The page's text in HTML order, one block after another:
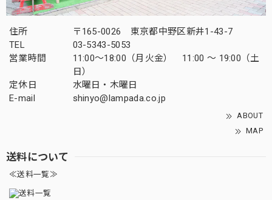
住所
〒165-0026 東京都中野区新井1-43-7
TEL
03-5343-5053
営業時間
11:00～18:00（月火金） 11:00 ～ 19:00（土
日）
定休日
水曜日・木曜日
E-mail
shinyo@lampada.co.jp
ABOUT
MAP
送料について
≪送料一覧≫